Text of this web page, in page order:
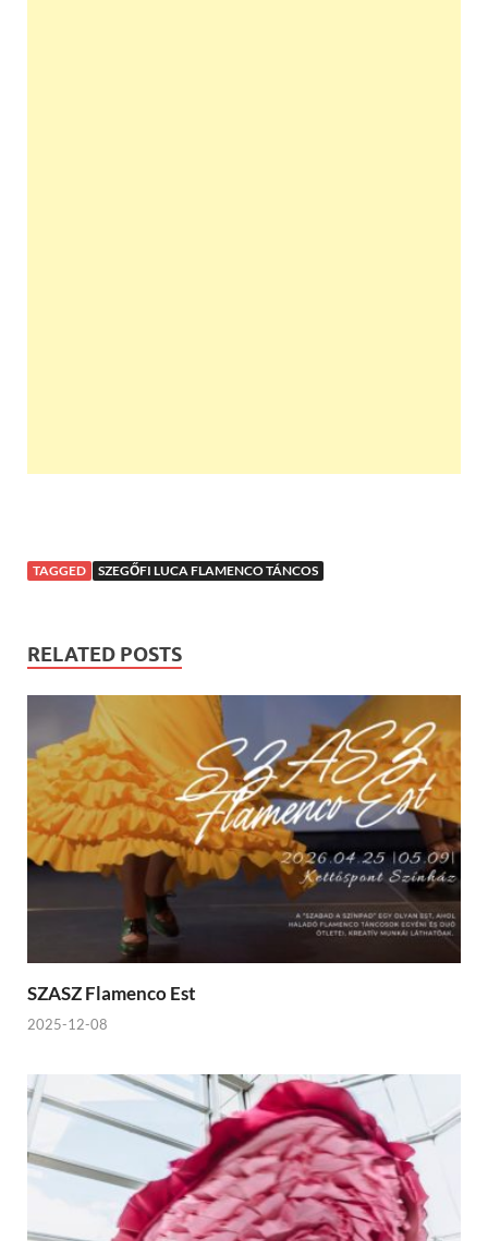
TAGGED SZEGŐFI LUCA FLAMENCO TÁNCOS
RELATED POSTS
SZASZ Flamenco Est
2025-12-08